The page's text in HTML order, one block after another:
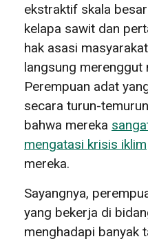
ekstraktif skala
kelapa sawit dan
hak asasi
langsung merenggut
Perempuan adat
secara turun-
bahwa mereka
mengatasi krisis iklim
mereka.
Sayangnya,
yang bekerja di
menghadapi banyak